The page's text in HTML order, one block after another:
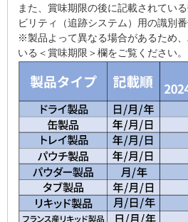
また、賞味期限の後に記載されてい
ビリティ（追跡システム）用の識別番
※製品よって異なる場合があるため
いる＜賞味期限＞欄をご覧ください。